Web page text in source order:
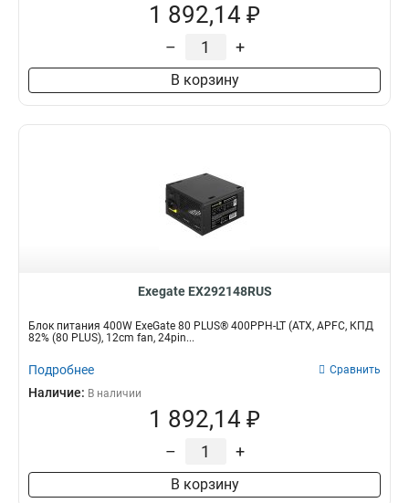
1 892,14 ₽
– +
В корзину
Exegate EX292148RUS
Блок питания 400W ExeGate 80 PLUS® 400PPH-LT (ATX, APFC, КПД
82% (80 PLUS), 12cm fan, 24pin...
Подробнее Сравнить
Наличие: В наличии
1 892,14 ₽
– +
В корзину